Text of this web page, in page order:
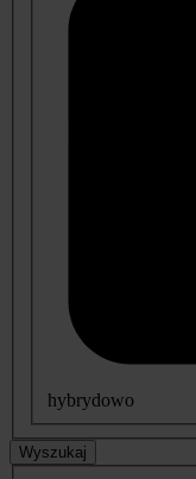
hybrydowo
Wyszukaj